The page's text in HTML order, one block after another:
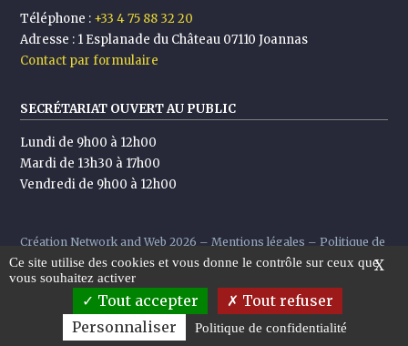
Téléphone : +33 4 75 88 32 20
Adresse : 1 Esplanade du Château 07110 Joannas
Contact par formulaire
SECRÉTARIAT OUVERT AU PUBLIC
Lundi de 9h00 à 12h00
Mardi de 13h30 à 17h00
Vendredi de 9h00 à 12h00
Création Network and Web 2026 –Mentions légales – Politique de
confidentialité
Suivre
X
Ce site utilise des cookies et vous donne le contrôle sur ceux que
vous souhaitez activer
Tout accepter
Tout refuser
Personnaliser
Politique de confidentialité